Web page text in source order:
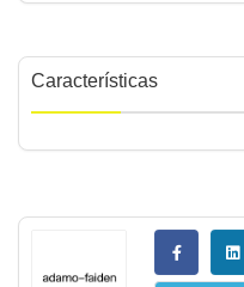
Características